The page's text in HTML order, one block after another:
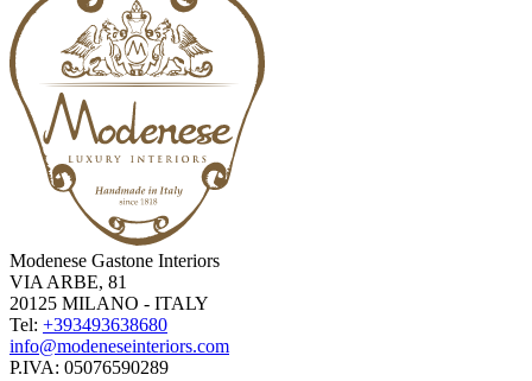
Modenese Gastone Interiors
VIA ARBE, 81
20125 MILANO - ITALY
Tel: +393493638680
info@modeneseinteriors.com
P.IVA: 05076590289